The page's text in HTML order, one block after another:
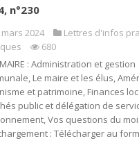
n°230
mars 2024
Lettres d'infos
680
: Administration et gestion
Le maire et les élus,
et patrimoine, Finances
public et délégation de
Vos questions du
: Télécharger au